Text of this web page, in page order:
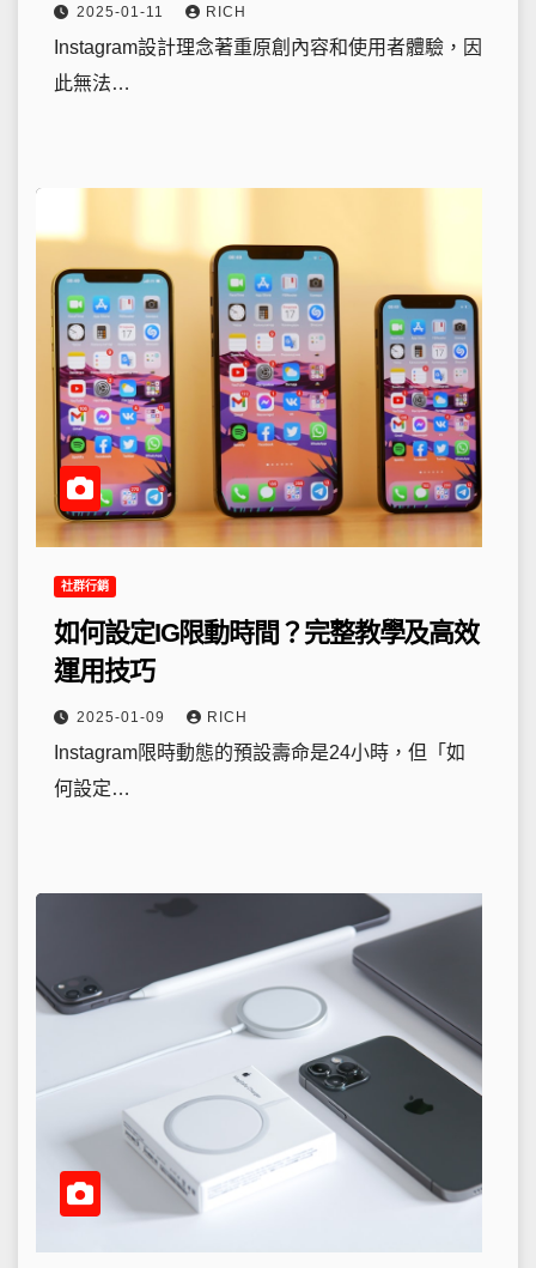
2025-01-11 RICH
Instagram設計理念著重原創內容和使用者體驗，因
此無法…
社群行銷
如何設定IG限動時間？完整教學及高效
運用技巧
2025-01-09 RICH
Instagram限時動態的預設壽命是24小時，但「如
何設定…